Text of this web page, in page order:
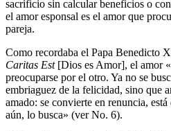
sacrificio sin calcular beneficios o
el amor esponsal es el amor que
pareja.
Como recordaba el Papa Benedicto
Caritas Est[Dios es Amor], el amor
preocuparse por el otro. Ya no se
embriaguez de la felicidad, sino que
amado: se convierte en renuncia,
aún, lo busca» (ver No. 6).